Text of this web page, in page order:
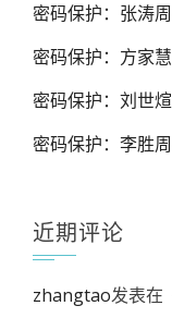
密码保护：张涛
密码保护：方家
密码保护：刘世
密码保护：李胜
近期评论
zhangtao发表在